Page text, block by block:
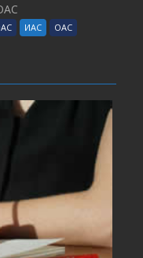
ИАС ОАС